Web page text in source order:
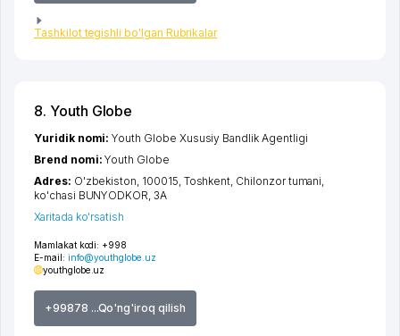
Tashkilot tegishli bo'lgan Rubrikalar
8. Youth Globe
Mamlakat kodi: +998
E-mail: info@youthglobe.uz
youthglobe.uz
+99878 ...Qo'ng'iroq qilish
Yuridik nomi:Youth Globe Xususiy Bandlik Agentligi
Brend nomi:Youth Globe
Adres: O'zbekiston, 100015, Toshkent Chilonzor tumani
ko'chasi BUNYODKOR , 3А
Xaritada ko'rsatish